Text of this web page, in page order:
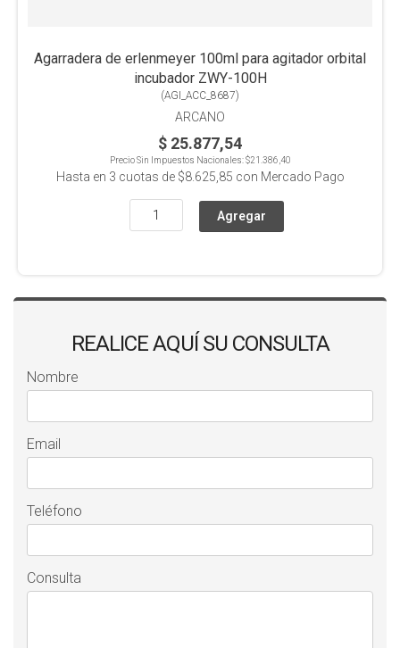
Agarradera de erlenmeyer 100ml para agitador orbital
incubador ZWY-100H
(AGI_ACC_8687)
ARCANO
$ 25.877,54
Precio Sin Impuestos Nacionales:$21.386,40
Hasta en 3 cuotas de $8.625,85 con Mercado Pago
REALICE AQUÍ SU CONSULTA
Nombre
Email
Teléfono
Consulta